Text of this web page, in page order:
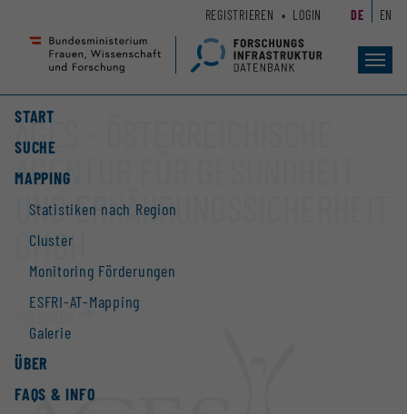
Seiteninhalt
Accesskey
Hauptnavigation
Accesskey
START
SUCHE
MAPPING
Statistiken nach Region
Cluster
Monitoring Förderungen
ESFRI-AT-Mapping
Galerie
ÜBER
FAQS & INFO
REGISTRIEREN LOGIN DE EN
AGES - ÖSTERREICHISCHE
AGENTUR FÜR GESUNDHEIT
UND ERNÄHRUNGSSICHERHEIT
GMBH